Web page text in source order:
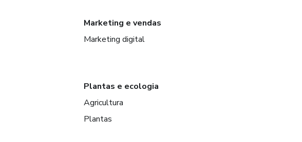
Marketing e vendas
Marketing digital
Plantas e ecologia
Agricultura
Plantas